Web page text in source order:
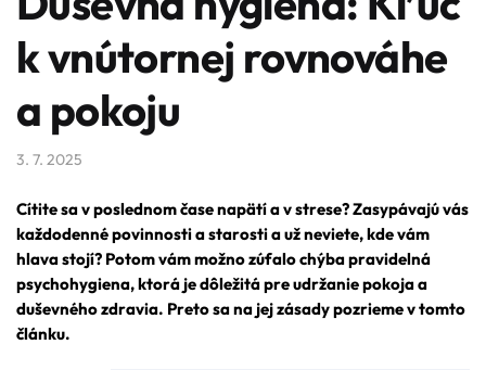
k vnútornej rovnováhe
a pokoju
3. 7. 2025
Cítite sa v poslednom čase napätí a v strese? Zasypávajú vás
každodenné povinnosti a starosti a už neviete, kde vám
hlava stojí? Potom vám možno zúfalo chýba pravidelná
psychohygiena, ktorá je dôležitá pre udržanie pokoja a
duševného zdravia. Preto sa na jej zásady pozrieme v tomto
článku.